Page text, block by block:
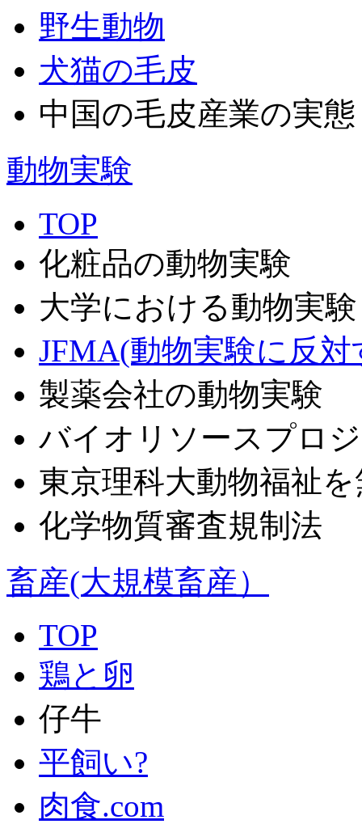
野生動物
犬猫の毛皮
中国の毛皮産業の実態
動物実験
TOP
化粧品の動物実験
大学における動物実験
JFMA(動物実験に反
製薬会社の動物実験
バイオリソースプロ
東京理科大動物福祉
化学物質審査規制法
畜産(大規模畜産）
TOP
鶏と卵
仔牛
平飼い?
肉食.com